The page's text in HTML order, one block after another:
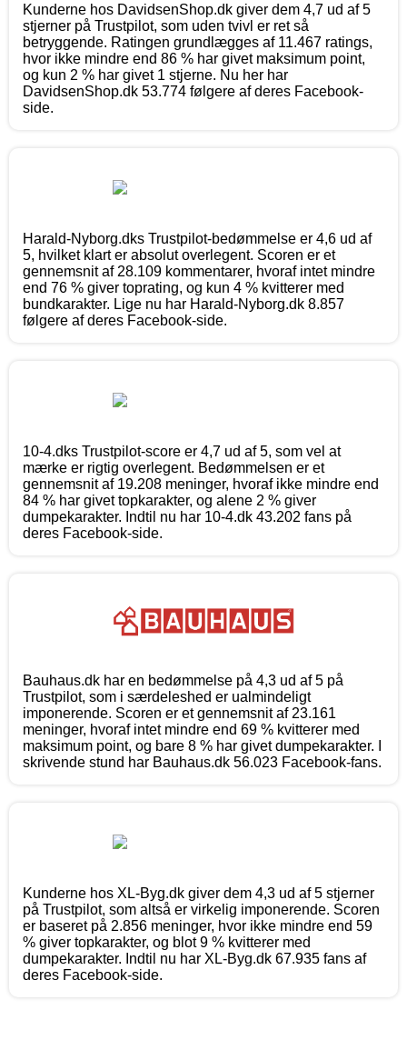
Kunderne hos DavidsenShop.dk giver dem 4,7 ud af 5
stjerner på Trustpilot, som uden tvivl er ret så
betryggende. Ratingen grundlægges af 11.467 ratings,
hvor ikke mindre end 86 % har givet maksimum point,
og kun 2 % har givet 1 stjerne. Nu her har
DavidsenShop.dk 53.774 følgere af deres Facebook-
side.
Harald-Nyborg.dks Trustpilot-bedømmelse er 4,6 ud af
5, hvilket klart er absolut overlegent. Scoren er et
gennemsnit af 28.109 kommentarer, hvoraf intet mindre
end 76 % giver toprating, og kun 4 % kvitterer med
bundkarakter. Lige nu har Harald-Nyborg.dk 8.857
følgere af deres Facebook-side.
10-4.dks Trustpilot-score er 4,7 ud af 5, som vel at
mærke er rigtig overlegent. Bedømmelsen er et
gennemsnit af 19.208 meninger, hvoraf ikke mindre end
84 % har givet topkarakter, og alene 2 % giver
dumpekarakter. Indtil nu har 10-4.dk 43.202 fans på
deres Facebook-side.
Bauhaus.dk har en bedømmelse på 4,3 ud af 5 på
Trustpilot, som i særdeleshed er ualmindeligt
imponerende. Scoren er et gennemsnit af 23.161
meninger, hvoraf intet mindre end 69 % kvitterer med
maksimum point, og bare 8 % har givet dumpekarakter. I
skrivende stund har Bauhaus.dk 56.023 Facebook-fans.
Kunderne hos XL-Byg.dk giver dem 4,3 ud af 5 stjerner
på Trustpilot, som altså er virkelig imponerende. Scoren
er baseret på 2.856 meninger, hvor ikke mindre end 59
% giver topkarakter, og blot 9 % kvitterer med
dumpekarakter. Indtil nu har XL-Byg.dk 67.935 fans af
deres Facebook-side.